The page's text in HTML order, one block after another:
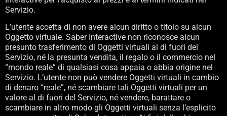
Servizio.
L’utente accetta di non avere alcun diritto o titolo su alcun
Oggetto virtuale. Saber Interactive non riconosce alcun
presunto trasferimento di Oggetti virtuali al di fuori del
Servizio, né la presunta vendita, il regalo o il commercio nel
“mondo reale” di qualsiasi cosa appaia o abbia origine nel
Servizio. L’utente non può vendere Oggetti virtuali in cambio
di denaro “reale”, né scambiare tali Oggetti virtuali per un
valore al di fuori del Servizio, né vendere, barattare o
scambiare in altro modo gli Oggetti virtuali senza l’esplicito